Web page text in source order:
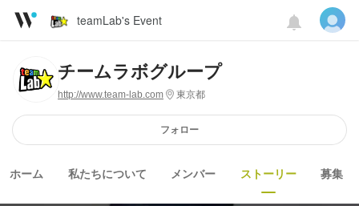
teamLab's Event
チームラボグループ
http://www.team-lab.com 東京都
フォロー
ホーム 私たちについて メンバー ストーリー 募集